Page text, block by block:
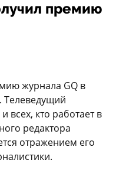
премию
журнала GQ в
Телеведущий
всех, кто работает в
редактора
отражением его